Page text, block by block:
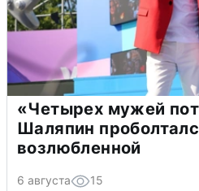
«Четырех мужей
Шаляпин
возлюбленной
6 августа 15